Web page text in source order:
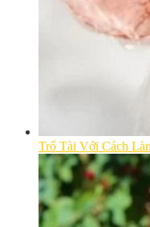
Trổ Tài Với Cách